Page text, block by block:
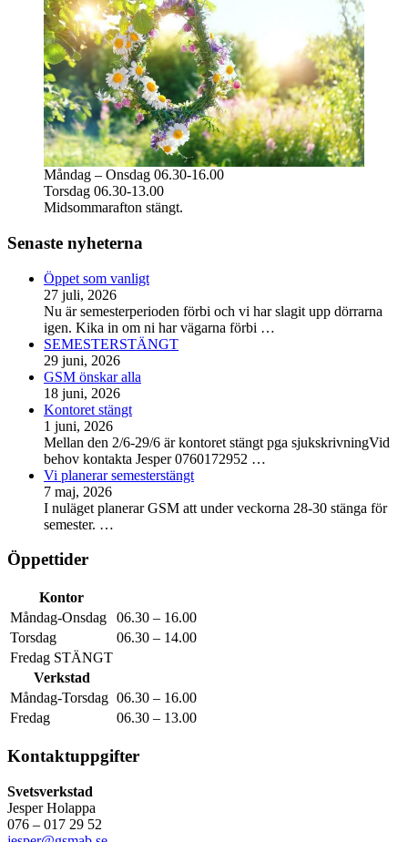
Måndag – Onsdag 06.30-16.00
Torsdag 06.30-13.00
Midsommarafton stängt.
Senaste nyheterna
Öppet som vanligt
27 juli, 2026
Nu är semesterperioden förbi och vi har slagit upp dörrarna
igen. Kika in om ni har vägarna förbi …
SEMESTERSTÄNGT
29 juni, 2026
GSM önskar alla
18 juni, 2026
Kontoret stängt
1 juni, 2026
Mellan den 2/6-29/6 är kontoret stängt pga sjukskrivningVid
behov kontakta Jesper 0760172952 …
Vi planerar semesterstängt
7 maj, 2026
I nuläget planerar GSM att under veckorna 28-30 stänga för
semester. …
Öppettider
Kontor
Måndag-Onsdag
06.30 – 16.00
Torsdag
06.30 – 14.00
Fredag STÄNGT
Verkstad
Måndag-Torsdag 06.30 – 16.00
Fredag
06.30 – 13.00
Kontaktuppgifter
Svetsverkstad
Jesper Holappa
076 – 017 29 52